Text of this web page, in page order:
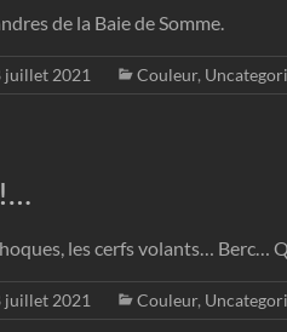
de la Baie de Somme.
juillet 2021 Couleur,
les cerfs volants… Berc…
juillet 2021 Couleur,